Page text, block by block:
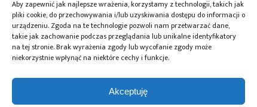
Aby zapewnić jak najlepsze wrażenia, korzystamy z technologii, takich jak
pliki cookie, do przechowywania i/lub uzyskiwania dostępu do informacji o
urządzeniu. Zgoda na te technologie pozwoli nam przetwarzać dane,
takie jak zachowanie podczas przeglądania lub unikalne identyfikatory
na tej stronie. Brak wyrażenia zgody lub wycofanie zgody może
niekorzystnie wpłynąć na niektóre cechy i funkcje.
Akceptuję